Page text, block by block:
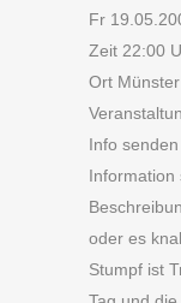
Fr
Zeit 22:00
Ort
Info senden
Information
oder es
Stumpf ist